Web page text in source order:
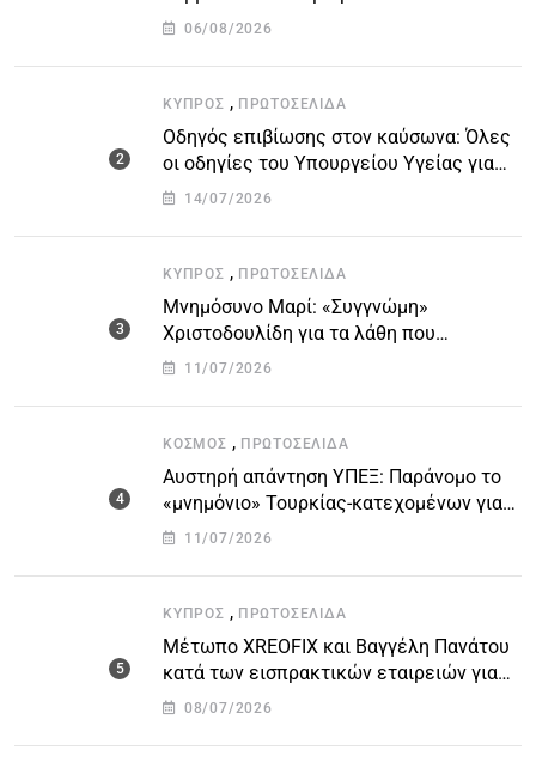
Οργανισμών – Όλη η λίστα με τα
06/08/2026
ΚΎΠΡΟΣ , ΠΡΩΤΟΣΈΛΙΔΑ
Οδηγός επιβίωσης στον καύσωνα: Όλες
οι οδηγίες του Υπουργείου Υγείας για
τις υψηλές θερμοκρασίες
14/07/2026
ΚΎΠΡΟΣ , ΠΡΩΤΟΣΈΛΙΔΑ
Μνημόσυνο Μαρί: «Συγγνώμη»
Χριστοδουλίδη για τα λάθη που
οδήγησαν στην τραγωδία
11/07/2026
ΚΌΣΜΟΣ , ΠΡΩΤΟΣΈΛΙΔΑ
Αυστηρή απάντηση ΥΠΕΞ: Παράνομο το
«μνημόνιο» Τουρκίας-κατεχομένων για
τον υποθαλάσσιο αγωγό
11/07/2026
ΚΎΠΡΟΣ , ΠΡΩΤΟΣΈΛΙΔΑ
Μέτωπο XREOFIX και Βαγγέλη Πανάτου
κατά των εισπρακτικών εταιρειών για
την προστασία των δανειοληπτών
08/07/2026